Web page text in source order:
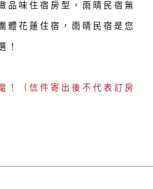
品味住宿房型，雨晴民宿無
體花蓮住宿，雨晴民宿是您
！
！（信件寄出後不代表訂房